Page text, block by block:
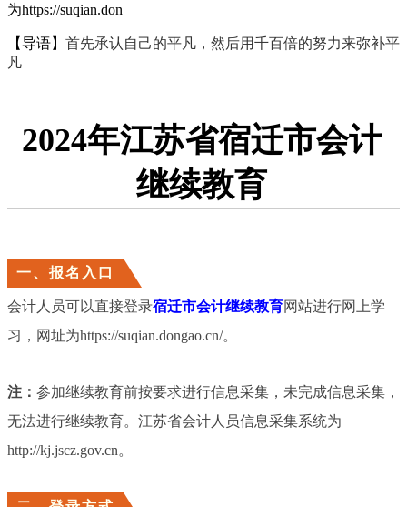
为https://suqian.don
【导语】 首先承认自己的平凡，然后用千百倍的努力来弥补平
凡
2024年江苏省宿迁市会计
继续教育
一、报名入口
会计人员可以直接登录宿迁市会计继续教育网站进行网上学
习，网址为https://suqian.dongao.cn/。
注： 参加继续教育前按要求进行信息采集，未完成信息采集，
无法进行继续教育。江苏省会计人员信息采集系统为
http://kj.jscz.gov.cn。